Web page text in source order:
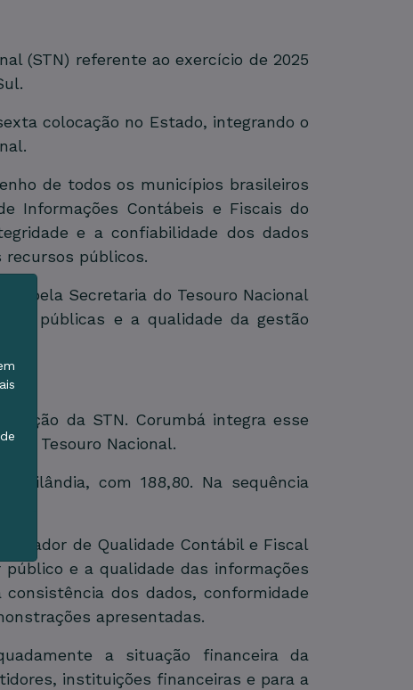
(STN) referente ao exercício de 2025
colocação no Estado, integrando o
de todos os municípios brasileiros
Informações Contábeis e Fiscais do
e a confiabilidade dos dados
recursos públicos.
pela Secretaria do Tesouro Nacional
públicas e a qualidade da gestão
da STN. Corumbá integra esse
ao Tesouro Nacional.
com 188,80. Na sequência
de Qualidade Contábil e Fiscal
e a qualidade das informações
dos dados, conformidade
apresentadas.
a situação financeira da
instituições financeiras e para a